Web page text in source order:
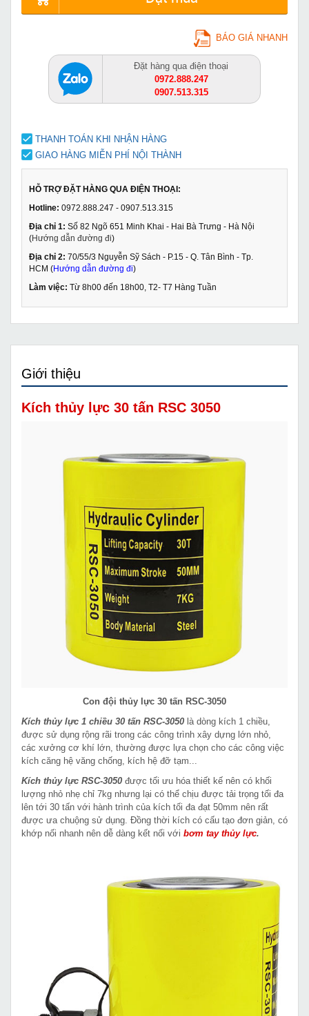
BÁO GIÁ NHANH
Đặt hàng qua điện thoại
0972.888.247
0907.513.315
THANH TOÁN KHI NHẬN HÀNG
GIAO HÀNG MIỄN PHÍ NỘI THÀNH
HỖ TRỢ ĐẶT HÀNG QUA ĐIỆN THOẠI:
Hotline: 0972.888.247 - 0907.513.315
Địa chỉ 1: Số 82 Ngõ 651 Minh Khai - Hai Bà Trưng - Hà Nội
(Hướng dẫn đường đi)
Địa chỉ 2: 70/55/3 Nguyễn Sỹ Sách - P.15 - Q. Tân Bình - Tp.
HCM (Hướng dẫn đường đi)
Làm việc: Từ 8h00 đến 18h00, T2- T7 Hàng Tuần
Giới thiệu
Kích thủy lực 30 tấn RSC 3050
Con đội thủy lực 30 tấn RSC-3050
Kích thủy lực 1 chiều 30 tấn RSC-3050 là dòng kích 1 chiều,
được sử dụng rộng rãi trong các công trình xây dựng lớn nhỏ,
các xưởng cơ khí lớn, thường được lựa chọn cho các công việc
kích căng hệ văng chống, kích hệ đỡ tạm...
Kích thủy lực RSC-3050 được tối ưu hóa thiết kế nên có khối
lượng nhỏ nhẹ chỉ 7kg nhưng lại có thể chịu được tải trọng tối đa
lên tới 30 tấn với hành trình của kích tối đa đạt 50mm nên rất
được ưa chuộng sử dụng. Đồng thời kích có cấu tạo đơn giản, có
khớp nối nhanh nên dễ dàng kết nối với bơm tay thủy lực.